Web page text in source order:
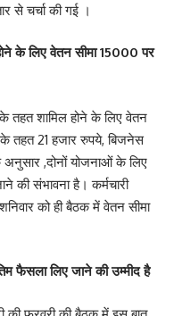
से चर्चा की गई ।
के लिए वेतन सीमा 15000 पर
के तहत शामिल होने के लिए वेतन
तहत 21 हजार रुपये, बिजनेस
अनुसार ,दोनों योजनाओं के लिए
की संभावना है। कर्मचारी
को ही बैठक में वेतन सीमा
फैसला लिए जाने की उम्मीद है